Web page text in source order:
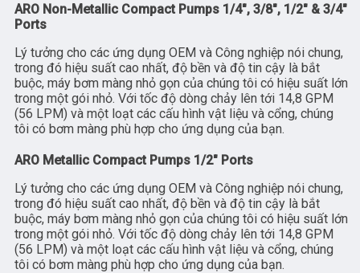
ARO Non-Metallic Compact Pumps 1/4″, 3/8″, 1/2″ & 3/4″
Ports
Lý tưởng cho các ứng dụng OEM và Công nghiệp nói chung,
trong đó hiệu suất cao nhất, độ bền và độ tin cậy là bắt
buộc, máy bơm màng nhỏ gọn của chúng tôi có hiệu suất lớn
trong một gói nhỏ. Với tốc độ dòng chảy lên tới 14,8 GPM
(56 LPM) và một loạt các cấu hình vật liệu và cổng, chúng
tôi có bơm màng phù hợp cho ứng dụng của bạn.
ARO Metallic Compact Pumps 1/2″ Ports
Lý tưởng cho các ứng dụng OEM và Công nghiệp nói chung,
trong đó hiệu suất cao nhất, độ bền và độ tin cậy là bắt
buộc, máy bơm màng nhỏ gọn của chúng tôi có hiệu suất lớn
trong một gói nhỏ. Với tốc độ dòng chảy lên tới 14,8 GPM
(56 LPM) và một loạt các cấu hình vật liệu và cổng, chúng
tôi có bơm màng phù hợp cho ứng dụng của bạn.